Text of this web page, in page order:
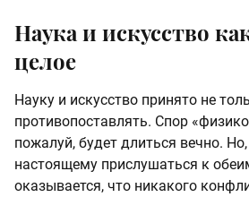
Наука и искусство
целое
Науку и искусство принято не
противопоставлять. Спор
пожалуй, будет длиться вечно.
настоящему прислушаться к
оказывается, что никакого